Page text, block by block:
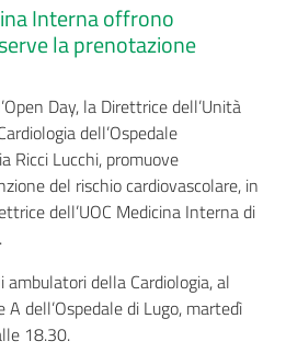
Interna offrono
la prenotazione
Day, la Direttrice dell’Unità
dell’Ospedale
Ricci Lucchi, promuove
del rischio cardiovascolare, in
dell’UOC Medicina Interna di
ambulatori della Cardiologia, al
dell’Ospedale di Lugo, martedì
18.30.